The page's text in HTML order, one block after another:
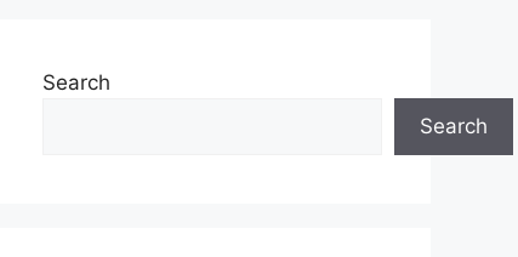
Search
Search